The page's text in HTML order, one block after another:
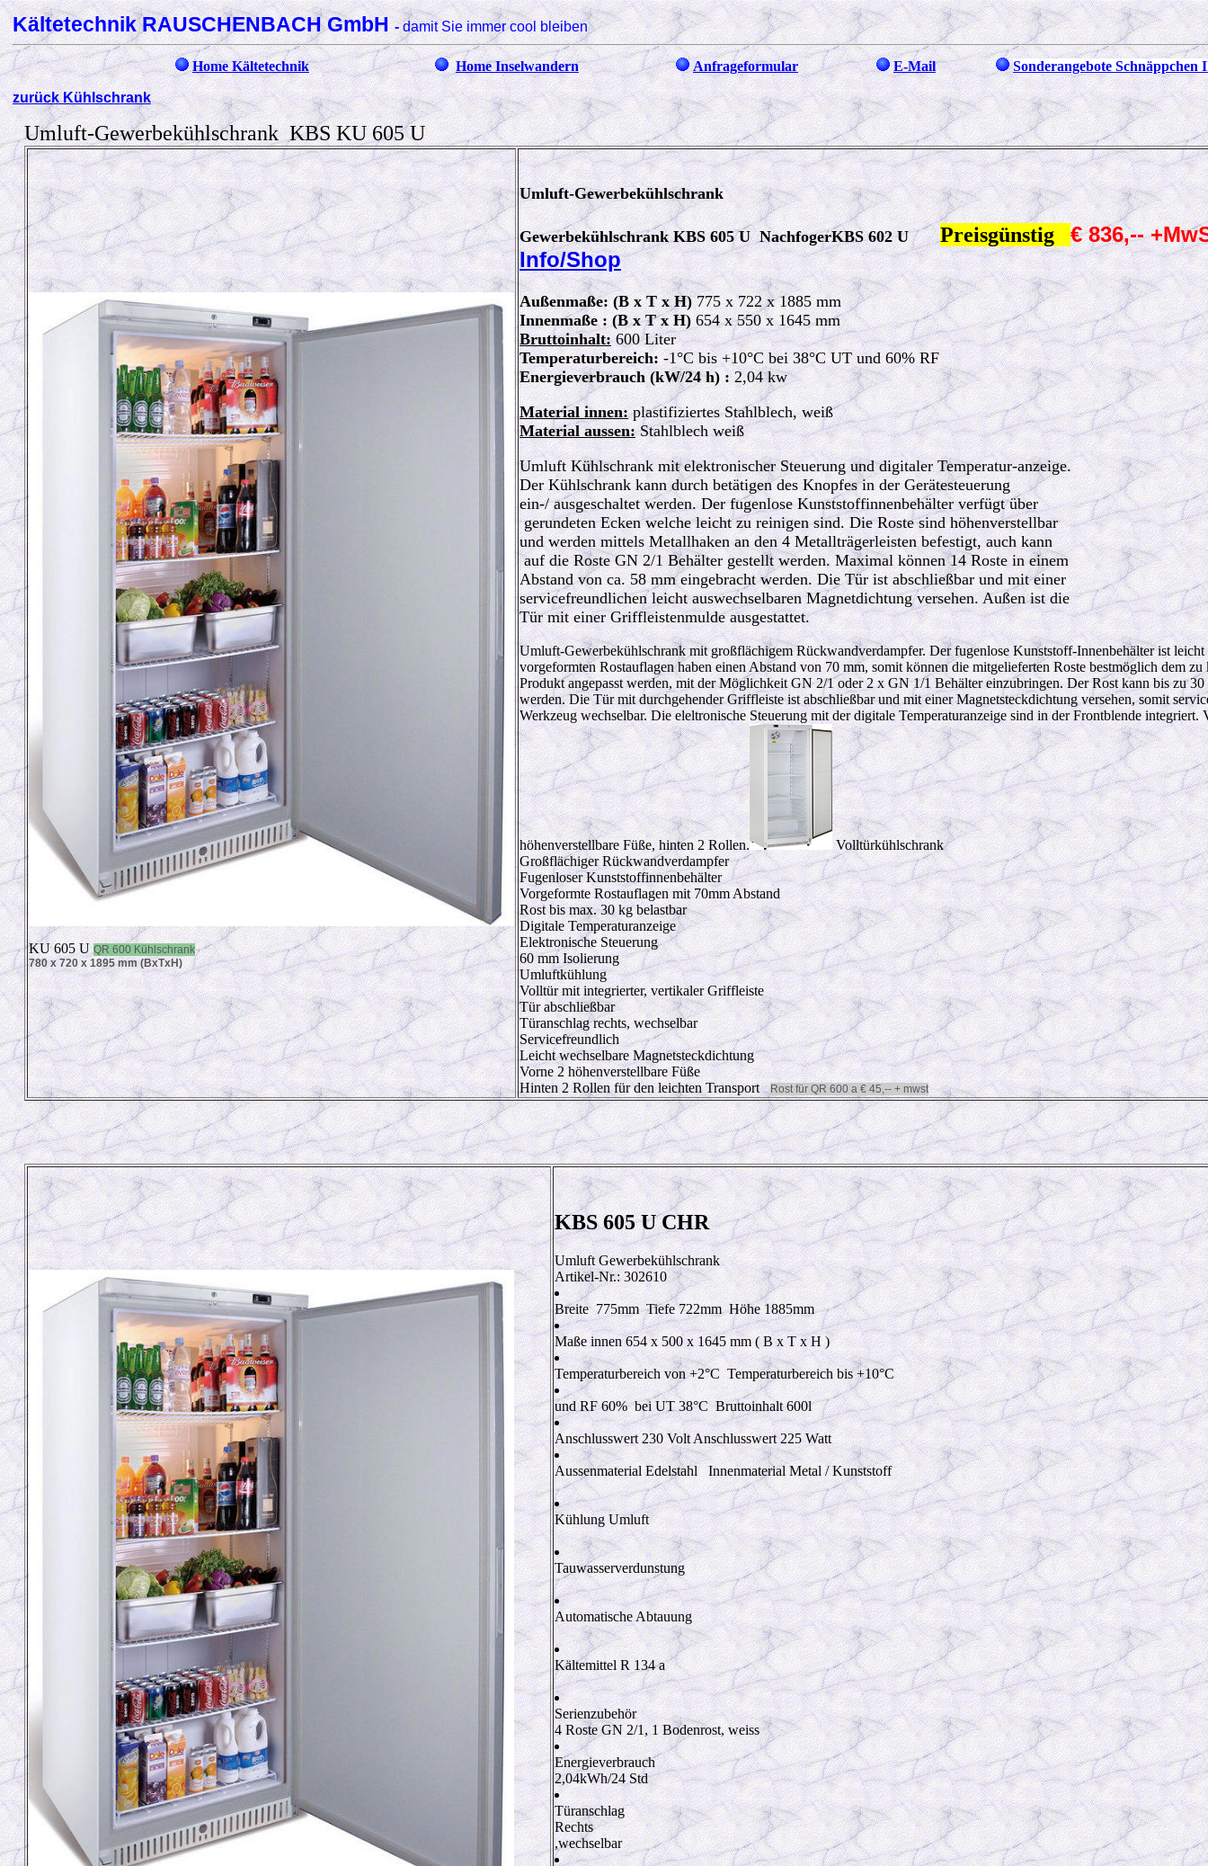
Kältetechnik RAUSCHENBACH GmbH-damit Sie immer cool bleiben
Home Kältetechnik Home Inselwandern Anfrageformular E-Mail Sonderangebote Schnäppchen
zurück Kühlschrank
Umluft-Gewerbekühlschrank KBS KU 605 U
KU 605 UQR 600 Kühlschrank
780 x 720 x 1895 mm (BxTxH)
Umluft-Gewerbekühlschrank
Gewerbekühlschrank KBS 605 U NachfogerKBS 602 UPreisgünstig € 836,--
Info/Shop
Außenmaße: (B x T x H)775 x 722 x 1885 mm
Innenmaße : (B x T x H)654 x 550 x 1645 mm
Bruttoinhalt:600 Liter
Temperaturbereich:-1°C bis +10°C bei 38°C UT und 60% RF
Energieverbrauch (kW/24 h) :2,04 kw
Material innen:plastifiziertes Stahlblech, weiß
Material aussen:Stahlblech weiß
Umluft Kühlschrank mit elektronischer Steuerung und digitaler Temperatur-anzeige.
Der Kühlschrank kann durch betätigen des Knopfes in der Gerätesteuerung
ein-/ ausgeschaltet werden. Der fugenlose Kunststoffinnenbehälter verfügt über
gerundeten Ecken welche leicht zu reinigen sind. Die Roste sind höhenverstellbar
und werden mittels Metallhaken an den 4 Metallträgerleisten befestigt, auch kann
auf die Roste GN 2/1 Behälter gestellt werden. Maximal können 14 Roste in einem
Abstand von ca. 58 mm eingebracht werden. Die Tür ist abschließbar und mit einer
servicefreundlichen leicht auswechselbaren Magnetdichtung versehen. Außen ist die
Tür mit einer Griffleistenmulde ausgestattet.
Umluft-Gewerbekühlschrank mit großflächigem Rückwandverdampfer. Der fugenlose Kunststoff-Innenbehälter ist
vorgeformten Rostauflagen haben einen Abstand von 70 mm, somit können die mitgelieferten Roste bestmöglich dem zu
Produkt angepasst werden, mit der Möglichkeit GN 2/1 oder 2 x GN 1/1 Behälter einzubringen. Der Rost kann bis zu 30
werden. Die Tür mit durchgehender Griffleiste ist abschließbar und mit einer Magnetsteckdichtung versehen, somit
Werkzeug wechselbar. Die eleltronische Steuerung mit der digitale Temperaturanzeige sind in der Frontblende integriert.
höhenverstellbare Füße, hinten 2 Rollen.
Volltürkühlschrank
Großflächiger Rückwandverdampfer
Fugenloser Kunststoffinnenbehälter
Vorgeformte Rostauflagen mit 70mm Abstand
Rost bis max. 30 kg belastbar
Digitale Temperaturanzeige
Elektronische Steuerung
60 mm Isolierung
Umluftkühlung
Volltür mit integrierter, vertikaler Griffleiste
Tür abschließbar
Türanschlag rechts, wechselbar
Servicefreundlich
Leicht wechselbare Magnetsteckdichtung
Vorne 2 höhenverstellbare Füße
Hinten 2 Rollen für den leichten TransportRost für QR 600 a € 45,-- + mwst
KBS 605 U CHR
Umluft Gewerbekühlschrank
Artikel-Nr.: 302610
Breite 775mmTiefe 722mmHöhe 1885mm
Maße innen 654 x 500 x 1645 mm ( B x T x H )
Temperaturbereich von +2°CTemperaturbereich bis +10°C
und RF 60%bei UT 38°CBruttoinhalt 600l
Anschlusswert 230VoltAnschlusswert 225Watt
Aussenmaterial Edelstahl Innenmaterial Metal / Kunststoff
Kühlung Umluft
Tauwasserverdunstung
Automatische Abtauung
Kältemittel R 134 a
Serienzubehör
4 Roste GN 2/1, 1 Bodenrost, weiss
Energieverbrauch
2,04kWh/24 Std
Türanschlag
Rechts
,wechselbar